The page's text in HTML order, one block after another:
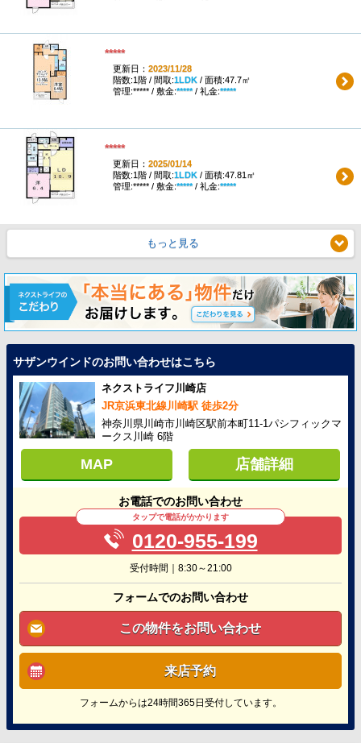
*****
更新日： 2023/11/28
階数:1階 / 間取:1LDK/ 面積:47.7㎡
管理:***** / 敷金:*****/ 礼金:*****
*****
更新日： 2025/01/14
階数:1階 / 間取:1LDK/ 面積:47.81㎡
管理:***** / 敷金:*****/ 礼金:*****
もっと見る
サザンウインドのお問い合わせはこちら
ネクストライフ川崎店
JR京浜東北線川崎駅 徒歩2分
神奈川県川崎市川崎区駅前本町11-1パシフィックマ
ークス川崎 6階
MAP 店舗詳細
お電話でのお問い合わせ
タップで電話がかかります
0120-955-199
受付時間｜8:30～21:00
フォームでのお問い合わせ
この物件をお問い合わせ
来店予約
フォームからは24時間365日受付しています。